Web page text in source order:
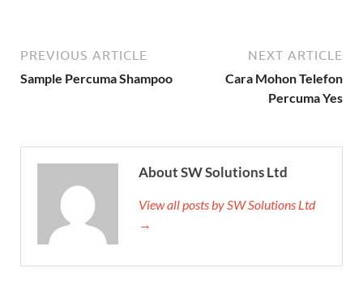
PREVIOUS ARTICLE
Sample Percuma Shampoo
NEXT ARTICLE
Cara Mohon Telefon
Percuma Yes
About SW Solutions Ltd
View all posts by SW Solutions Ltd
→